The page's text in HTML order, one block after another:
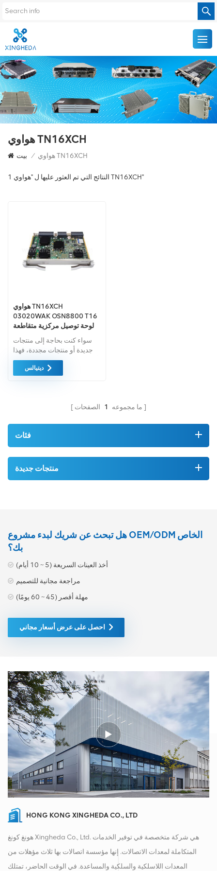
هواوي TN16XCH
بيت / هواوي TN16XCH
1 النتائج التي تم العثور عليها ل "هواوي TN16XCH"
هواوي TN16XCH
03020WAK OSN8800 T16
لوحة توصيل مركزية متقاطعة
سواء كنت بحاجة إلى منتجات
جديدة أو منتجات مجددة، فهذا
أمر شامل الضمان كمعيار. نحن
فقط نشتري معدات السوق
ديتيالس
ما مجموعه 1 الصفحات
فئات
منتجات جديدة
هل تبحث عن شريك لبدء مشروع OEM/ODM الخاص
بك؟
أخذ العينات السريعة (5 ~ 10 أيام)
مراجعة مجانية للتصميم
مهلة أقصر (45 ~ 60 يومًا)
احصل على عرض أسعار مجاني
HONG KONG XINGHEDA CO., LTD
هونغ كونغ Xingheda Co., Ltd. هي شركة متخصصة في توفير الخدمات
المتكاملة لمعدات الاتصالات. إنها مؤسسة اتصالات بها ثلاث مؤهلات من
المعدات اللاسلكية والسلكية والمساعدة. في الوقت الحاضر، تمتلك